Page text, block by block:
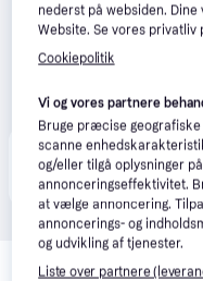
Produktet fås også hos 5
betalende kunde i
Relaterede
nederst på websiden.
Website. Se vores
Cookiepolitik
Vi og vores partnere
Bruge præcise
scanne
og/eller tilgå oplysninger
annonceringseffektivitet.
at vælge annoncering.
annoncerings- og
og udvikling af tjenester.
Liste over partnere